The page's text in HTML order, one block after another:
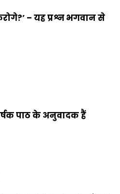
– यह प्रश्न भगवान से
पाठ के अनुवादक हैं